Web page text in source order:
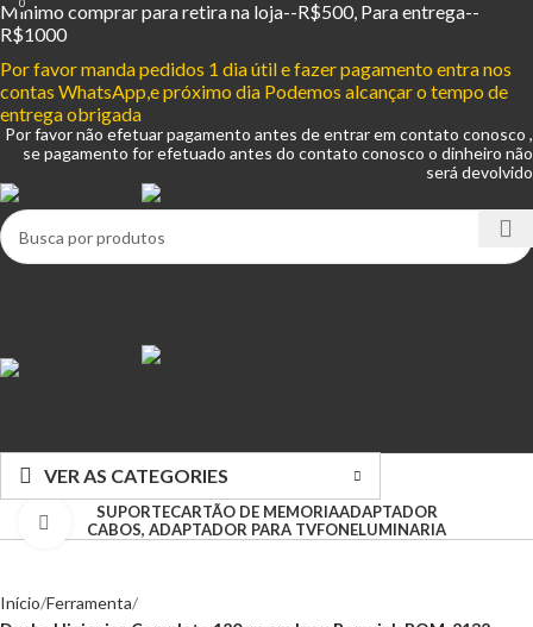
Mínimo comprar para retira na loja--R$500, Para entrega--
R$1000
Por favor manda pedidos 1 dia útil e fazer pagamento entra nos
contas WhatsApp,e próximo dia Podemos alcançar o tempo de
entrega obrigada
Por favor não efetuar pagamento antes de entrar em contato conosco ,
se pagamento for efetuado antes do contato conosco o dinheiro não
será devolvido
0
VER AS CATEGORIES
SUPORTECARTÃO DE MEMORIAADAPTADOR
CABOS, ADAPTADOR PARA TVFONELUMINARIA
Clique para ampliar
Início Ferramenta